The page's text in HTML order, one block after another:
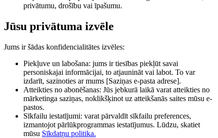
privātumu, drošību vai īpašumu.
Jūsu privātuma izvēle
Jums ir šādas konfidencialitātes izvēles:
Piekļuve un labošana: jums ir tiesības piekļūt savai
personiskajai informācijai, to atjaunināt vai labot. To var
izdarīt, sazinoties ar mums [Saziņas e-pasta adrese].
Atteikties no abonēšanas: Jūs jebkurā laikā varat atteikties no
mārketinga saziņas, noklikšķinot uz atteikšanās saites mūsu e-
pastos.
Sīkfailu iestatījumi: varat pārvaldīt sīkfailu preferences,
izmantojot pārlūkprogrammas iestatījumus. Lūdzu, skatiet
mūsu Sīkdatņu politika.